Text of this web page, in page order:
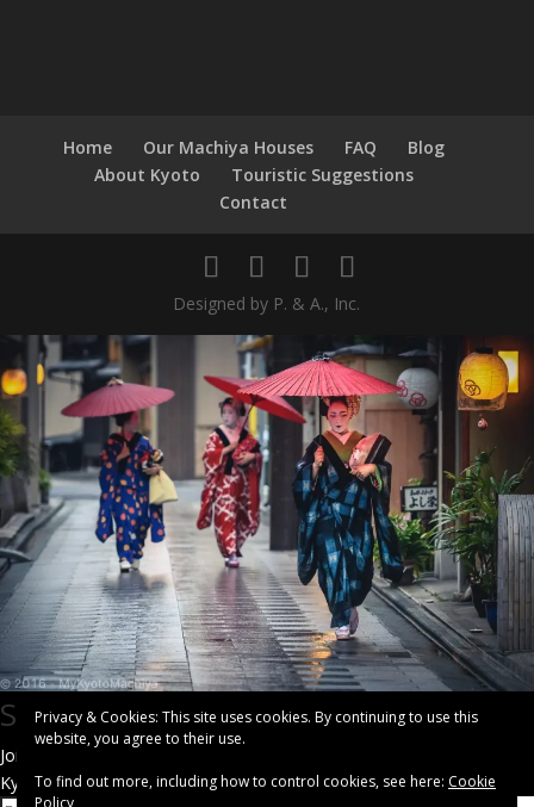
Home Our Machiya Houses FAQ
Blog
About Kyoto
Touristic Suggestions
Contact
Designed by P. & A., Inc.
Subscribe To Our Website
Join our mailing list to receive the latest news and updates from
Kyoto.
Privacy & Cookies: This site uses cookies. By continuing to use this
website, you agree to their use.
To find out more, including how to control cookies, see here: Cookie
Policy